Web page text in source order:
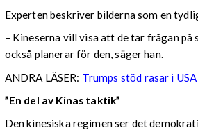
Experten beskriver bilderna som en
– Kineserna vill visa att de tar frågan
också planerar för den, säger han.
ANDRA LÄSER: Trumps stöd rasar i USA
”En del av Kinas taktik”
Den kinesiska regimen ser det